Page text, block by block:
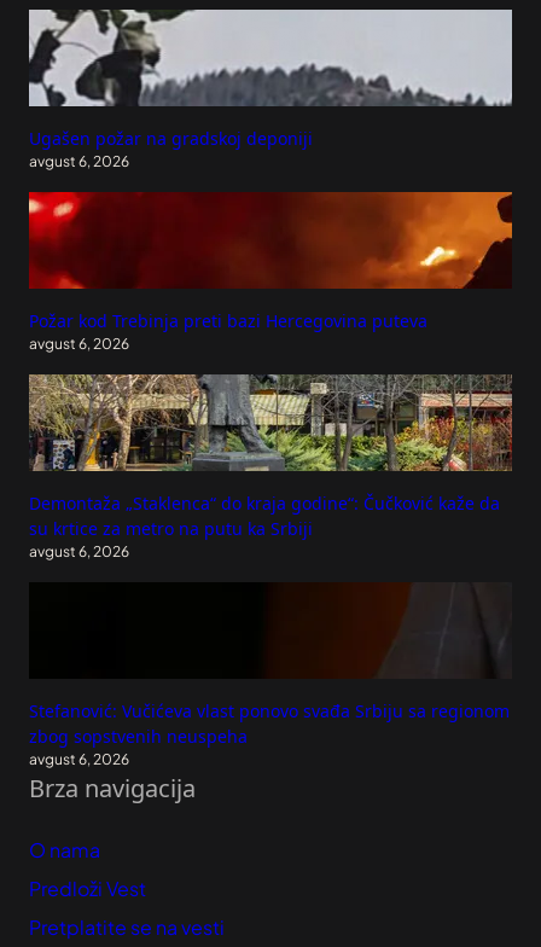
Ugašen požar na gradskoj deponiji
avgust 6, 2026
Požar kod Trebinja preti bazi Hercegovina puteva
avgust 6, 2026
Demontaža „Staklenca“ do kraja godine“: Čučković kaže da
su krtice za metro na putu ka Srbiji
avgust 6, 2026
Stefanović: Vučićeva vlast ponovo svađa Srbiju sa regionom
zbog sopstvenih neuspeha
avgust 6, 2026
Brza navigacija
O nama
Predloži Vest
Pretplatite se na vesti